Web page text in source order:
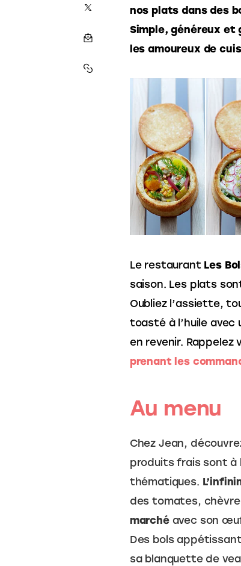
nos plats dans des
Simple, généreux
les amoureux de
Le restaurant Les
saison. Les plats
Oubliez l’assiette,
toasté à l’huile
en revenir. Rappelez
prenant les
Au menu
Chez Jean,
produits frais sont à
thématiques.
des tomates,
marché avec son
Des bols
sa blanquette de